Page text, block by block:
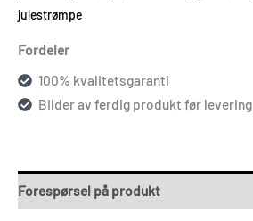
julestrømpe
Fordeler
100% kvalitetsgaranti
Bilder av ferdig produkt før levering
Forespørsel på produkt